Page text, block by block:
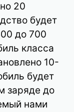
20
будет
до 700
класса
10-
будет
заряде до
нами